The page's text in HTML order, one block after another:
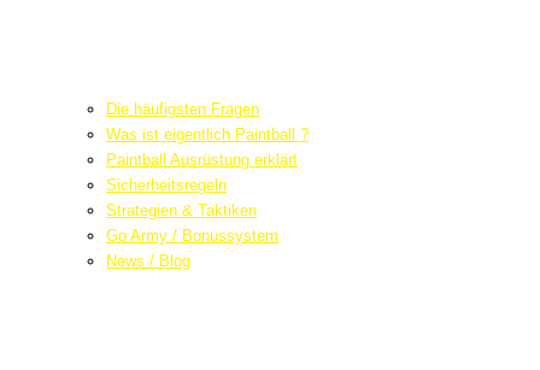
Die häufigsten Fragen
Was ist eigentlich Paintball ?
Paintball Ausrüstung erklärt
Sicherheitsregeln
Strategien & Taktiken
Go Army / Bonussystem
News / Blog